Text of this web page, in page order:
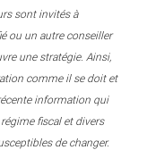
sont invités à
ou un autre conseiller
une stratégie. Ainsi,
comme il se doit et
information qui
fiscal et divers
de changer.